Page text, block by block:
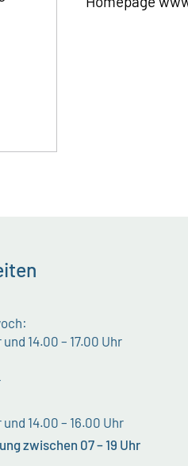
14.00 – 17.00 Uhr
14.00 – 16.00 Uhr
zwischen 07 – 19 Uhr